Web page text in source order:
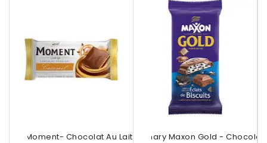
Moment- Chocolat Au Lait CaramelPalmary Maxon Gold - Chocolat